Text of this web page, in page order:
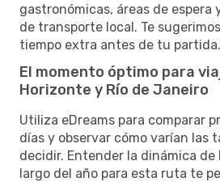
gastronómicas, áreas de espera
de transporte local. Te
tiempo extra antes de tu partida.
El momento óptimo para
Horizonte y Río de Janeiro
Utiliza eDreams para comparar
días y observar cómo varían las
decidir. Entender la dinámica de
largo del año para esta ruta te